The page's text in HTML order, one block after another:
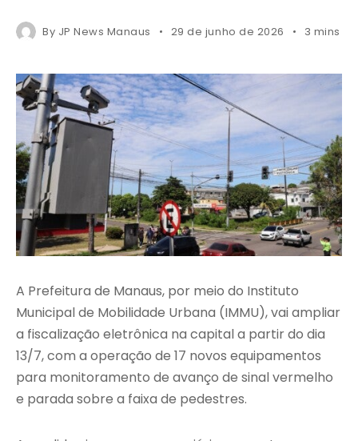
By JP News Manaus 29 de junho de 2026 3 mins
A Prefeitura de Manaus, por meio do Instituto
Municipal de Mobilidade Urbana (IMMU), vai ampliar
a fiscalização eletrônica na capital a partir do dia
13/7, com a operação de 17 novos equipamentos
para monitoramento de avanço de sinal vermelho
e parada sobre a faixa de pedestres.